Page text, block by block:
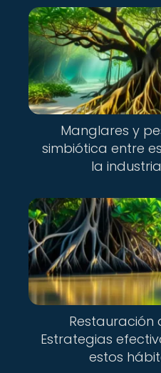
Manglares y
simbiótica entre
la
Restauración
Estrategias
estos